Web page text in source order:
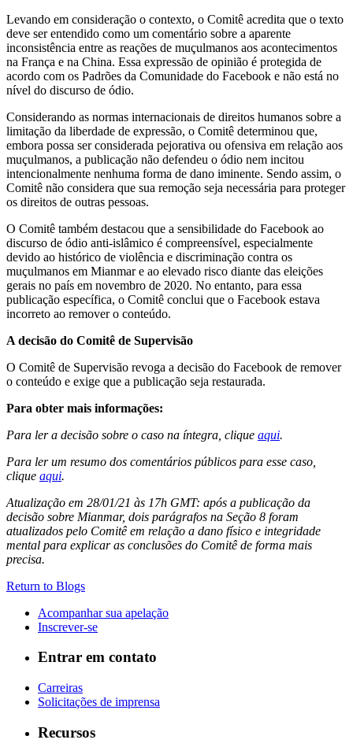
Levando em consideração o contexto, o Comitê acredita que o texto
deve ser entendido como um comentário sobre a aparente
inconsistência entre as reações de muçulmanos aos acontecimentos
na França e na China. Essa expressão de opinião é protegida de
acordo com os Padrões da Comunidade do Facebook e não está no
nível do discurso de ódio.
Considerando as normas internacionais de direitos humanos sobre a
limitação da liberdade de expressão, o Comitê determinou que,
embora possa ser considerada pejorativa ou ofensiva em relação aos
muçulmanos, a publicação não defendeu o ódio nem incitou
intencionalmente nenhuma forma de dano iminente. Sendo assim, o
Comitê não considera que sua remoção seja necessária para proteger
os direitos de outras pessoas.
O Comitê também destacou que a sensibilidade do Facebook ao
discurso de ódio anti-islâmico é compreensível, especialmente
devido ao histórico de violência e discriminação contra os
muçulmanos em Mianmar e ao elevado risco diante das eleições
gerais no país em novembro de 2020. No entanto, para essa
publicação específica, o Comitê conclui que o Facebook estava
incorreto ao remover o conteúdo.
A decisão do Comitê de Supervisão
O Comitê de Supervisão revoga a decisão do Facebook de remover
o conteúdo e exige que a publicação seja restaurada.
Para obter mais informações:
Para ler a decisão sobre o caso na íntegra, clique aqui.
Para ler um resumo dos comentários públicos para esse caso,
clique aqui.
Atualização em 28/01/21 às 17h GMT: após a publicação da
decisão sobre Mianmar, dois parágrafos na Seção 8 foram
atualizados pelo Comitê em relação a dano físico e integridade
mental para explicar as conclusões do Comitê de forma mais
precisa.
Return to Blogs
Acompanhar sua apelação
Inscrever-se
Entrar em contato
Carreiras
Solicitações de imprensa
Recursos